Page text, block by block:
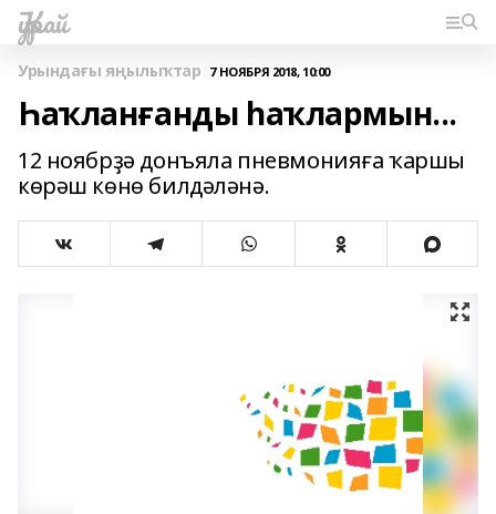
Ҡурай
Урындағы яңылыҡтар 7 НОЯБРЯ 2018, 10:00
Һаҡланғанды һаҡлармын...
12 ноябрҙә донъяла пневмонияға ҡаршы
көрәш көнө билдәләнә.